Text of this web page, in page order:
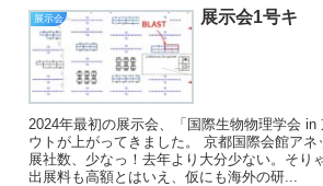
展示会 展示会1号キ
2024年最初の展示会、「国際生物物理学会 in
ウトが上がってきました。 京都国際会館アネ
展社数、少なっ！去年より大分少ない。そり
出展料も高額とはいえ、仮にも海外の研...